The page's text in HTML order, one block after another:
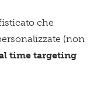
che
(non
time targeting